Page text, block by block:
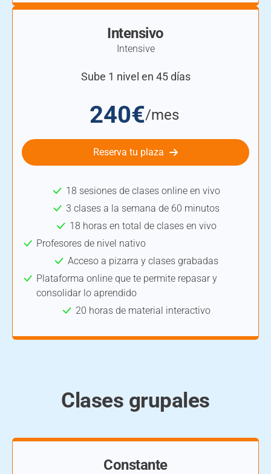
Intensivo
Intensive
Sube 1 nivel en 45 días
240€/mes
Reserva tu plaza
18 sesiones de clases online en vivo
3 clases a la semana de 60 minutos
18 horas en total de clases en vivo
Profesores de nivel nativo
Acceso a pizarra y clases grabadas
Plataforma online que te permite repasar y
consolidar lo aprendido
20 horas de material interactivo
Clases grupales
Constante